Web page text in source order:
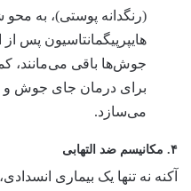
(رنگدانه پوستی)، به
جوش‌ها باقی می‌مانند،
برای درمان جای جوش و
می‌سازد.
۴. مکانیسم ضد التهابی
آکنه نه تنها یک بیماری